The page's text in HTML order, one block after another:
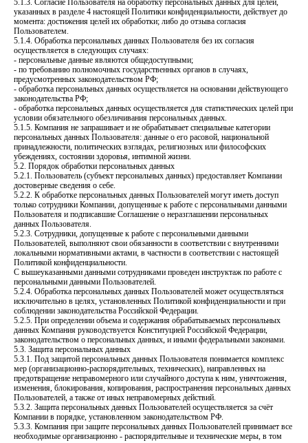
5.1.3. Согласие Пользователя на обработку персональных данных для целей,
указанных в разделе 4 настоящей Политики конфиденциальности, действует до
момента: достижения целей их обработки; либо до отзыва согласия
Пользователем.
5.1.4. Обработка персональных данных Пользователя без их согласия
осуществляется в следующих случаях:
- персональные данные являются общедоступными;
- по требованию полномочных государственных органов в случаях,
предусмотренных законодательством РФ;
- обработка персональных данных осуществляется на основании действующего
законодательства РФ;
- обработка персональных данных осуществляется для статистических целей при
условии обязательного обезличивания персональных данных.
5.1.5. Компания не запрашивает и не обрабатывает специальные категории
персональных данных Пользователя: данные о его расовой, национальной
принадлежности, политических взглядах, религиозных или философских
убеждениях, состоянии здоровья, интимной жизни.
5.2. Порядок обработки персональных данных
5.2.1. Пользователь (субъект персональных данных) предоставляет Компании
достоверные сведения о себе.
5.2.2. К обработке персональных данных Пользователей могут иметь доступ
только сотрудники Компании, допущенные к работе с персональными данными
Пользователя и подписавшие Соглашение о неразглашении персональных
данных Пользователя.
5.2.3. Сотрудники, допущенные к работе с персональными данными
Пользователей, выполняют свои обязанности в соответствии с внутренними
локальными нормативными актами, в частности в соответствии с настоящей
Политикой конфиденциальности.
С вышеуказанными данными сотрудниками проведен инструктаж по работе с
персональными данными Пользователей.
5.2.4. Обработка персональных данных Пользователей может осуществляться
исключительно в целях, установленных Политикой конфиденциальности и при
соблюдении законодательства Российской Федерации.
5.2.5. При определении объема и содержания обрабатываемых персональных
данных Компания руководствуется Конституцией Российской Федерации,
законодательством о персональных данных, и иными федеральными законами.
5.3. Защита персональных данных
5.3.1. Под защитой персональных данных Пользователя понимается комплекс
мер (организационно-распорядительных, технических), направленных на
предотвращение неправомерного или случайного доступа к ним, уничтожения,
изменения, блокирования, копирования, распространения персональных данных
Пользователей, а также от иных неправомерных действий.
5.3.2. Защита персональных данных Пользователей осуществляется за счёт
Компании в порядке, установленном законодательством РФ.
5.3.3. Компания при защите персональных данных Пользователей принимает все
необходимые организационно - распорядительные и технические меры, в том